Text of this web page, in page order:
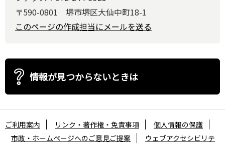
〒590-0801 堺市堺区大仙中町18-1
このページの作成担当にメールを送る
情報が見つからないときは
ご利用案内 リンク・著作権・免責事項
個人情報の保護
市政・ホームページへのご意見ご提案
ウェブアクセシビリテ